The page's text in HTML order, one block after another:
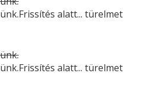
alatt... türelmet
alatt... türelmet